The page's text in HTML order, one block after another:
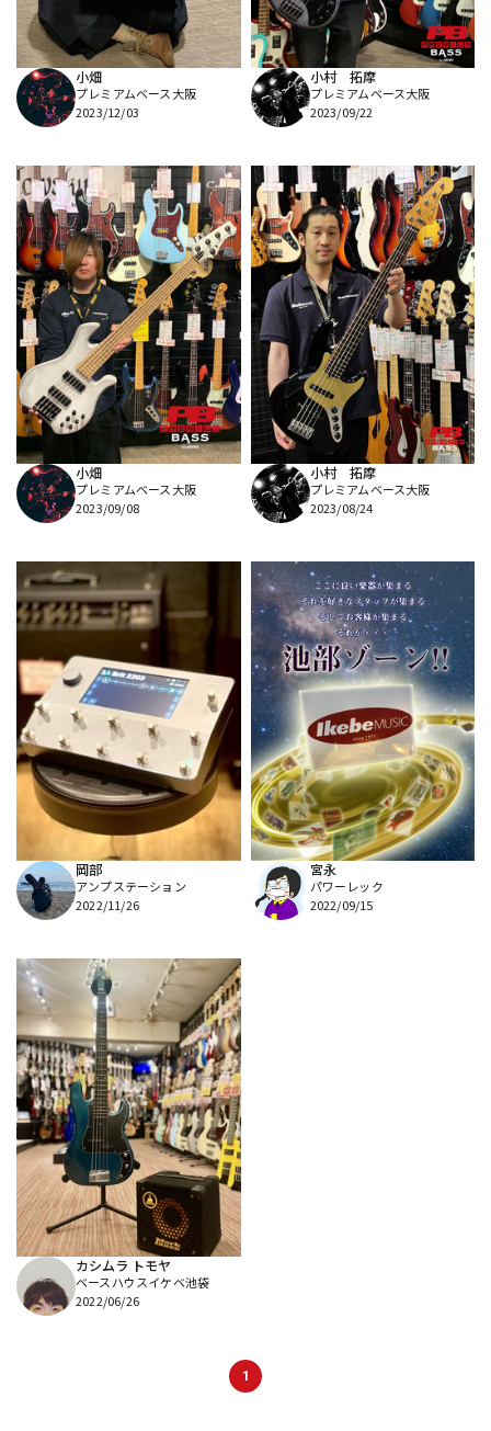
小畑
プレミアムベース大阪
2023/12/03
小村 拓摩
プレミアムベース大阪
2023/09/22
小畑
プレミアムベース大阪
2023/09/08
小村 拓摩
プレミアムベース大阪
2023/08/24
岡部
アンプステーション
2022/11/26
宮永
パワーレック
2022/09/15
カシムラ トモヤ
ベースハウスイケベ池袋
2022/06/26
1